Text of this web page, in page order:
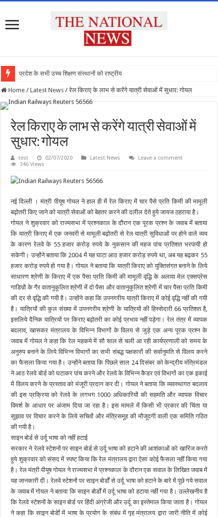
प्रदेश के सभी उच्च शिक्षण संस्थानों को राष्ट्रीय शिक्षा
Home / Latest News / रेल किराए के लाभ से करेंगे यात्री सेवाओं में सुधार: गोयल
रेल किराए के लाभ से करेंगे यात्री सेवाओं में
सुधार: गोयल
test 02/07/2020 Latest News
Leave a comment
346 Views
नई दिल्ली । मंत्री पीयूष गोयल ने हाल ही में रेल किराए में चार पैसे प्रति किमी की मामूली
बढ़ोतरी किए जाने को यात्री सेवाओं को बेहतर करने की दलील देते हुये जायज ठहराया है।
गोयल ने शुक्रवार को राज्यसभा में प्रश्नकाल के दौरान एक पूरक प्रश्न के जवाब में बताया
कि यात्री किराए में एक जनवरी से मामूली बढ़ोतरी से रेल यात्री सुविधाओं पर होने वाले व्यय
के कारण रेलवे के 55 हजार करोड़ रुपये के नुकसान की महज पांच प्रतिशत भरपायी हो
सकेगी। उन्होंने बताया कि 2004 में यह घाटा आठ हजार करोड़ रुपये था, अब यह बढ़कर 55
हजार करोड़ रुपये हो गया है। गोयल ने बताया कि यात्री किराए को युक्तिसंगत बनाने के लिये
साधारण श्रेणी के किराए में एक पैसा प्रति किमी की मामूली वृद्धि के अलावा मेल एक्सप्रेस
गाडिय़ों के गैर वातानुकूलित श्रेणी में दो पैसा और वातानुकूलित श्रेणी में चार पैसा प्रति किमी
की दर से वृद्धि की गयी है। उन्होंने कहा कि उपनगरीय यात्री किराए में कोई वृद्धि नहीं की गयी
है। यात्रियों की कुल संख्या में उपनगरीय श्रेणी के यात्रियों की हिस्सेदारी 66 प्रतिशत है,
इसलिये दैनिक यात्रियों पर किराए बढ़ोतरी का कोई प्रभाव नहीं पड़ेगा। रेल तंत्र में व्यापक
बदलाव, खासकर मंत्रालय के विभिन्न विभागों के विलय से जुड़े एक अन्य पूरक प्रश्न के
जवाब में गोयल ने कहा कि रेल महकमे में सौ साल से चली आ रही कार्यप्रणाली को समय के
अनुरुप बनाने के लिये विभिन्न विभागों का सभी संबद्ध पक्षकारों की सर्वानुमति से विलय करने
का फैसला किया गया है। उन्होंने बताया कि पिछले साल 24 दिसंबर को केन्द्रीय मंत्रिमंडल
ने आठ रेलवे बोर्ड को घटाकर पांच करने और रेलवे के विभिन्न कैडर एवं विभागों का एक इकाई
में विलय करने के प्रस्ताव को मंजूरी प्रदान कर दी। गोयल ने बताया कि व्यवस्थागत बदलाव
की इस प्रक्रिया को रेलवे के लगभग 1000 अधिकारियों की सहमति और व्यापक विचार
विमर्श के आधार पर अंजाम दिया जा रहा है। इस मामले में किसी भी प्रकार की चिंता या
सुझाव पर विचार करने के लिये सचिवों और मंत्रिसमूह की मौजूदगी वाली एक समिति गठित
की गयी है।
साइन बोर्ड से उर्दू भाषा को नहीं हटाई
सरकार ने रेलवे स्टेशनों पर साइन बोर्ड से उर्दू भाषा को हटाने की आशंकाओं को खारिज करते
हुये शुक्रवार को संसद में स्पष्ट किया कि रेल मंत्रालय द्वारा ऐसा कोई फैसला नहीं किया गया
है। रेल मंत्री पीयूष गोयल ने राज्यसभा में प्रश्नकाल के दौरान एक सवाल के लिखित जवाब में
यह जानकारी दी। रेलवे स्टेशनों पर साइन बोर्डों से उर्दू भाषा को हटाने के बारे में पूछे गये सवाल
के जवाब में गोयल ने बताया कि साइन बोर्डों में उर्दू भाषा को हटाया नहीं गया है। उल्लेखनीय है
कि रेलवे स्टेशनों के साइन बोर्ड पर हिंदी अंग्रेजी और उर्दू का इस्तेमाल किया जाता है। गोयल
ने कहा कि साइन बोर्डेां में भाषा के प्रयोग के संबंध में गृह मंत्रालय द्वारा जारी नीति में कोई